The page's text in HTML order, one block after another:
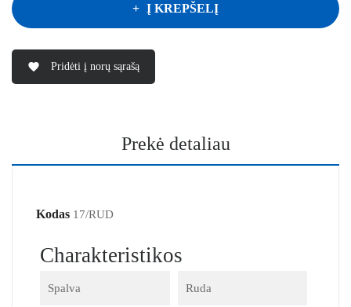
Į KREPŠELĮ
favorite Pridėti į norų sąrašą
Prekė detaliau
Kodas 17/RUD
Charakteristikos
Spalva Ruda